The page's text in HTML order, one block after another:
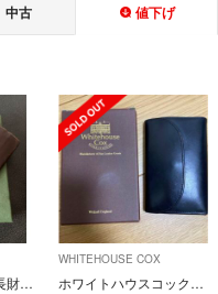
中古 値下げ
whitehouse cox 長財布 ブラウン
WHITEHOUSE COX
ホワイトハウスコックスWhitehouse Co S7660 財布 ツートン